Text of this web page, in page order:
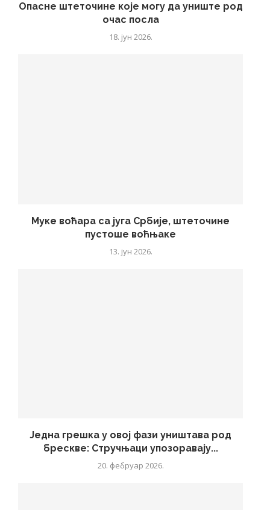
Опасне штеточине које могу да униште род
очас посла
18. јун 2026.
Муке воћара са југа Србије, штеточине
пустоше воћњаке
13. јун 2026.
Једна грешка у овој фази уништава род
брескве: Стручњаци упозоравају...
20. фебруар 2026.